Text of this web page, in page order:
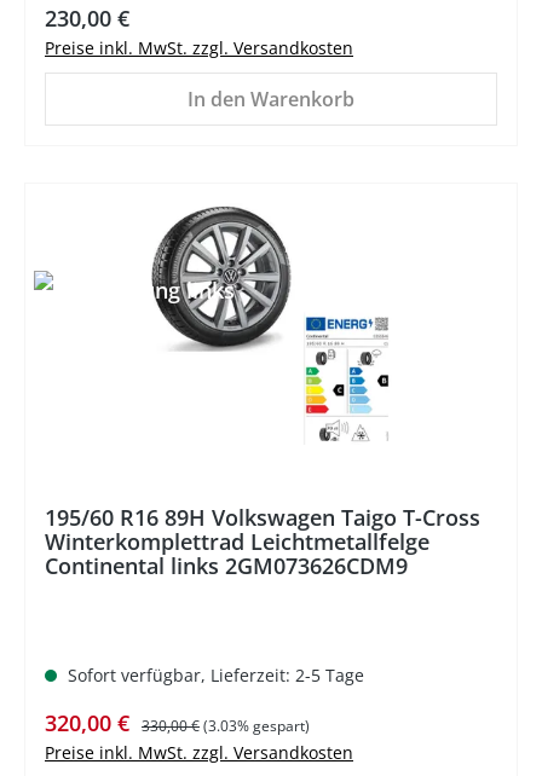
Regulärer Preis:
230,00 €
Preise inkl. MwSt. zzgl. Versandkosten
In den Warenkorb
195/60 R16 89H Volkswagen Taigo T-Cross
Winterkomplettrad Leichtmetallfelge
Continental links 2GM073626CDM9
Sofort verfügbar, Lieferzeit: 2-5 Tage
Verkaufspreis:
320,00 € Regulärer Preis:
330,00 €(3.03% gespart)
Preise inkl. MwSt. zzgl. Versandkosten